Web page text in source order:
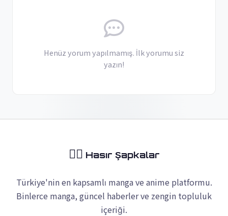
Henüz yorum yapılmamış. İlk yorumu siz
yazın!
🏴‍☠️ Hasır Şapkalar
Türkiye'nin en kapsamlı manga ve anime platformu.
Binlerce manga, güncel haberler ve zengin topluluk
içeriği.